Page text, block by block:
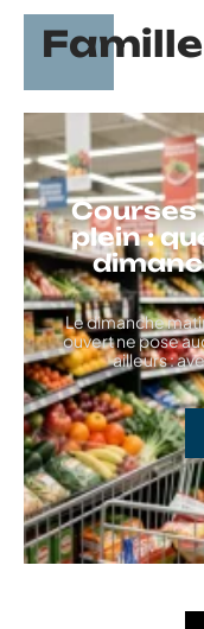
Famille
Courses
plein :
Le dimanche
ouvert ne pose
ailleurs :